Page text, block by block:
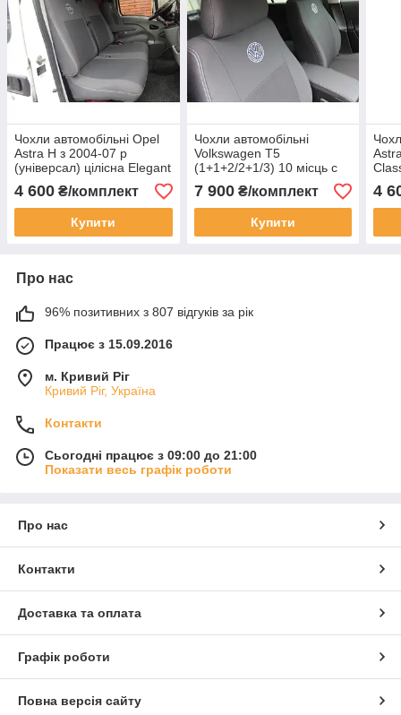
Чохли автомобільні Opel
Astra H з 2004-07 р
(універсал) цілісна Elegant
Classic
4 600 ₴/комплект
Купити
Чохли автомобільні
Volkswagen T5
(1+1+2/2+1/3) 10 місць c
2003 р Elegant Classic
7 900₴/комплект
Купити
4
Про нас
96% позитивних з 807 відгуків за рік
Працює з 15.09.2016
м. Кривий Ріг
Кривий Ріг, Україна
Контакти
Сьогодні працює з 09:00 до 21:00
Показати весь графік роботи
Про нас
Контакти
Доставка та оплата
Графік роботи
Повна версія сайту